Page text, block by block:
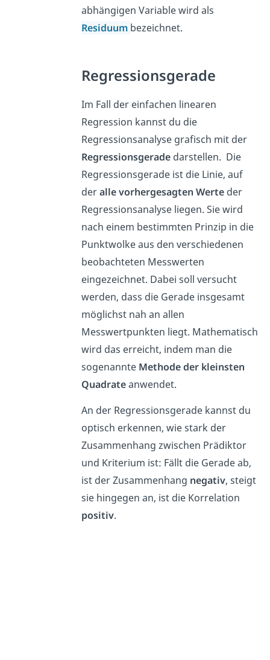
abhängigen Variable wird als
Residuum bezeichnet.
Regressionsgerade
Im Fall der einfachen linearen
Regression kannst du die
Regressionsanalyse grafisch mit der
Regressionsgeradedarstellen. Die
Regressionsgerade ist die Linie, auf
deralle vorhergesagten Werteder
Regressionsanalyse liegen. Sie wird
nach einem bestimmten Prinzip in die
Punktwolke aus den verschiedenen
beobachteten Messwerten
eingezeichnet. Dabei soll versucht
werden, dass die Gerade insgesamt
möglichst nah an allen
Messwertpunkten liegt. Mathematisch
wird das erreicht, indem man die
sogenannte Methode der kleinsten
Quadrateanwendet.
An der Regressionsgerade kannst du
optisch erkennen, wie stark der
Zusammenhang zwischen Prädiktor
und Kriterium ist: Fällt die Gerade ab,
ist der Zusammenhang negativ, steigt
sie hingegen an, ist die Korrelation
positiv.